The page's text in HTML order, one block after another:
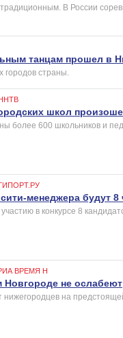
В России
танцам прошел в
страны.
школ
более 600 школьников и
менеджера будут 8
в конкурсе 8
ВРЕМЯ Н
не ослабеют
нижегородцев на